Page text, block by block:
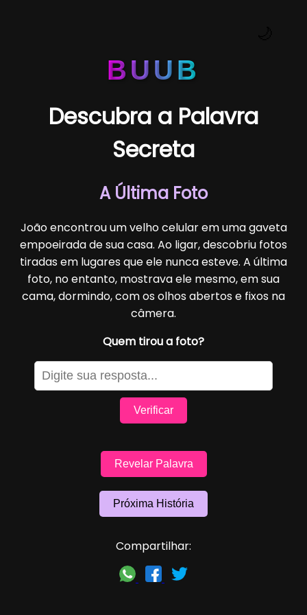
BUUB
Descubra a Palavra
Secreta
A Última Foto
João encontrou um velho celular em uma gaveta
empoeirada de sua casa. Ao ligar, descobriu fotos
tiradas em lugares que ele nunca esteve. A última
foto, no entanto, mostrava ele mesmo, em sua
cama, dormindo, com os olhos abertos e fixos na
câmera.
Quem tirou a foto?
Verificar
Revelar Palavra
Próxima História
Compartilhar: